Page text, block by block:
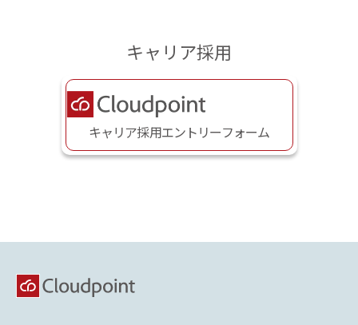
キャリア採用
キャリア採用エントリーフォーム